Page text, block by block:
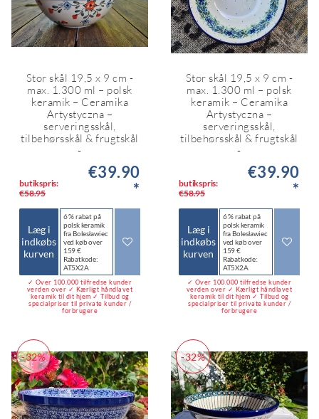
Stor skål 19,5 x 9 cm -
max. 1.300 ml – polsk
keramik – Ceramika
Artystyczna –
serveringsskål,
tilbehørsskål & frugtskål
-
butikspris:
€58.95
€39.90
*
Læg i
indkøbs
kurven
6 % rabat på
polsk keramik
fra Bolesławiec
ved køb over
159 €
Rabatkode:
AT5X2A
✓ Over 100.000 tilfredse kunder
verden over ✓ Kærligt håndlavet
keramik til dit hjem ✓ Tilbud og
specialpriser til private kunder /
forbrugere
Stor skål 19,5 x 9 cm -
max. 1.300 ml – polsk
keramik – Ceramika
Artystyczna –
serveringsskål,
tilbehørsskål & frugtskål
-
butikspris:
€58.95
€39.90
*
Læg i
indkøbs
kurven
6 % rabat på
polsk keramik
fra Bolesławiec
ved køb over
159 €
Rabatkode:
AT5X2A
✓ Over 100.000 tilfredse kunder
verden over ✓ Kærligt håndlavet
keramik til dit hjem ✓ Tilbud og
specialpriser til private kunder /
forbrugere
-32% -32%